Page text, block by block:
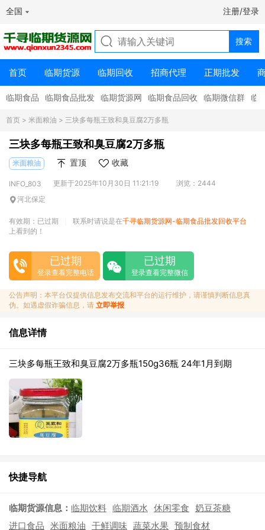
全国 注册/登录
首页 临期货源 临期回收 招商代理 正期批发
临期食品 临期食品批发 临期货源网 临期食品回收 临期微信群 临
首页 > 米面粮油 > 三块多每瓶王致和臭豆腐2万多瓶
三块多每瓶王致和臭豆腐2万多瓶
米面粮油 置顶 收藏
INFO_803 更新于2025年10月30日 11:21:19
浏览：2444
河北保定
有效期：已过期 联系时请说是在千寻临期货源网-临期食品批发回收平台
上看到的！
已过期
登录查看完整电话
已过期
登录查看完整微信
公告声明：本平台仅提供信息发布交流和平台的运行维护，请谨慎判断信息真
伪。如遇虚假诈骗信息，请 立即举报
信息详情
三块多每瓶王致和臭豆腐2万多瓶150g36瓶 24年1月到期
快捷导航
临期货源信息： 临期饮料 临期酒水 休闲零食 奶豆茶糖
进口食品 米面粮油 干鲜调味 蔬菜水果 预制食材